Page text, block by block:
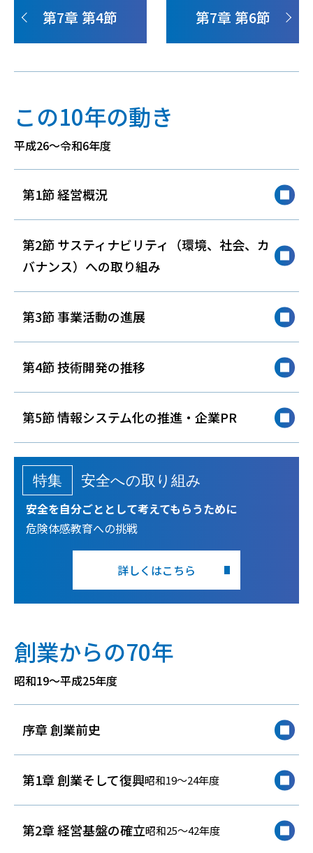
第7章 第4節 第7章 第6節
この10年の動き
平成26～令和6年度
第1節 経営概況
第2節 サスティナビリティ（環境、社会、カ
バナンス）への取り組み
第3節 事業活動の進展
第4節 技術開発の推移
第5節 情報システム化の推進・企業PR
特集 安全への取り組み
安全を自分ごととして考えてもらうために
危険体感教育への挑戦
詳しくはこちら
創業からの70年
昭和19～平成25年度
序章 創業前史
第1章 創業そして復興昭和19～24年度
第2章 経営基盤の確立昭和25～42年度